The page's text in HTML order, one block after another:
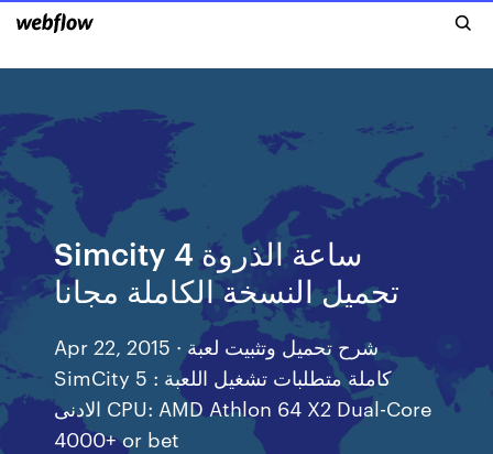
Simcity 4 ساعة الذروة
تحميل النسخة الكاملة مجانا
Apr 22, 2015 · شرح تحميل وتثبيت لعبة
SimCity 5 كاملة متطلبات تشغيل اللعبة :
الادنى CPU: AMD Athlon 64 X2 Dual-Core
4000+ or bet